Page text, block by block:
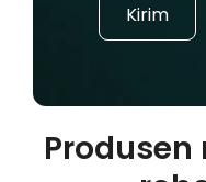
Kirim
Produsen